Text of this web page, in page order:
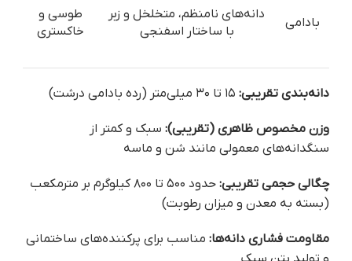
بادامی
دانه‌های نامنظم، متخلخل و زبر
با ساختار اسفنجی
طوسی و
خاکستری
دانه‌بندی تقریبی:
وزن مخصوص ظاهری (تقریبی): سبک و کمتر از
سنگدانه‌های معمولی مانند شن و ماسه
چگالی حجمی تقریبی:
حدود ۵۰۰ تا ۸۰۰ کیلوگرم بر مترمکعب
(بسته به معدن و میزان رطوبت)
مقاومت فشاری دانه‌ها: مناسب برای پرکننده‌های ساختمانی